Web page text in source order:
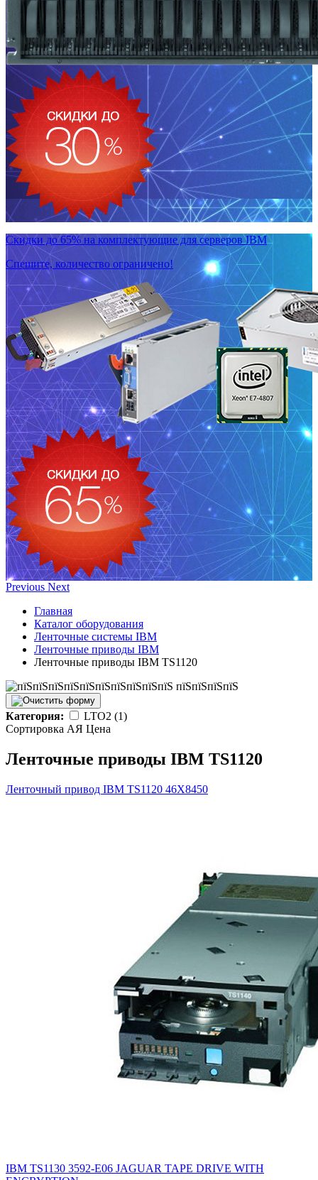
Скидки до 65% на комплектующие для серверов IBM
Спешите, количество ограничено!
Previous Next
Главная
Каталог оборудования
Ленточные системы IBM
Ленточные приводы IBM
Ленточные приводы IBM TS1120
Категория:
LTO2 (1)
Сортировка АЯ Ценa
Ленточные приводы IBM TS1120
Ленточный привод IBM TS1120 46X8450
IBM TS1130 3592-E06 JAGUAR TAPE DRIVE WITH